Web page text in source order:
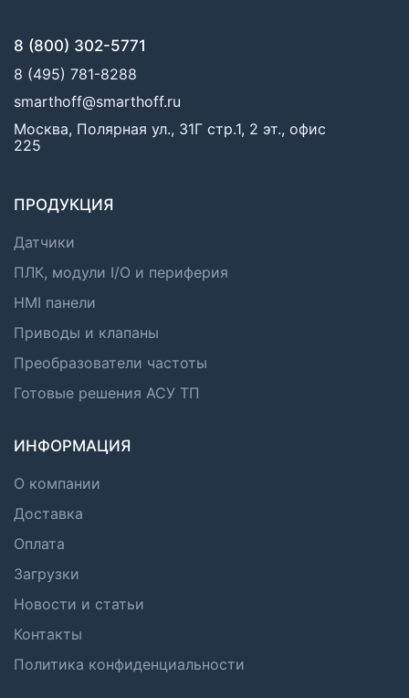
8 (800) 302-5771
8 (495) 781-8288
smarthoff@smarthoff.ru
Москва, Полярная ул., 31Г стр.1, 2 эт., офис
225
ПРОДУКЦИЯ
Датчики
ПЛК, модули I/O и периферия
HMI панели
Приводы и клапаны
Преобразователи частоты
Готовые решения АСУ ТП
ИНФОРМАЦИЯ
О компании
Доставка
Оплата
Загрузки
Новости и статьи
Контакты
Политика конфиденциальности